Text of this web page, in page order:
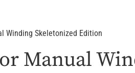
Winding Skeletonized Edition
Manual